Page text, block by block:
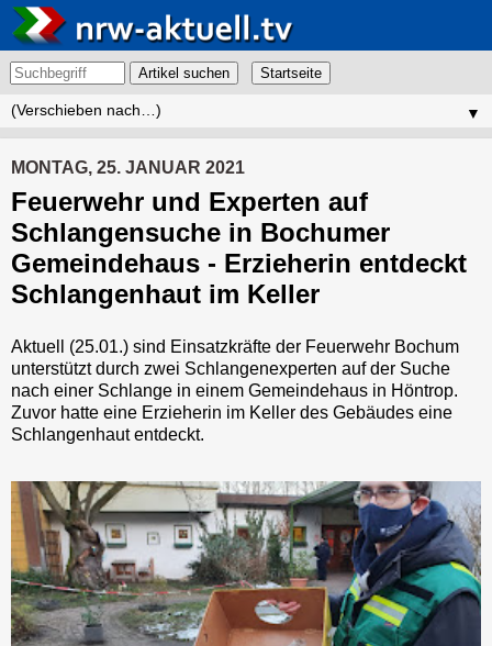
Artikel suchen
▼
MONTAG, 25. JANUAR 2021
Feuerwehr und Experten auf
Schlangensuche in Bochumer
Gemeindehaus - Erzieherin entdeckt
Schlangenhaut im Keller
Aktuell (25.01.) sind Einsatzkräfte der Feuerwehr Bochum
unterstützt durch zwei Schlangenexperten auf der Suche
nach einer Schlange in einem Gemeindehaus in Höntrop.
Zuvor hatte eine Erzieherin im Keller des Gebäudes eine
Schlangenhaut entdeckt.